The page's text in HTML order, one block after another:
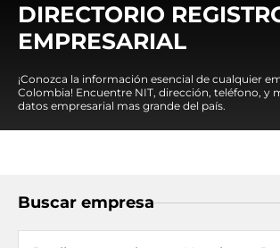
DIRECTORIO
EMPRESARIAL
¡Conozca la información esencial de cualquier
Colombia! Encuentre NIT, dirección, teléfono, y
datos empresarial mas grande del país.
Buscar empresa